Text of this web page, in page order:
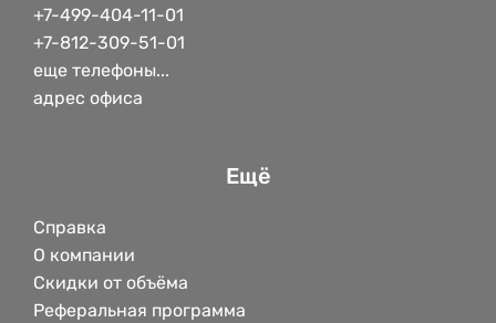
+7-499-404-11-01
+7-812-309-51-01
еще телефоны...
адрес офиса
Ещё
Справка
О компании
Скидки от объёма
Реферальная программа